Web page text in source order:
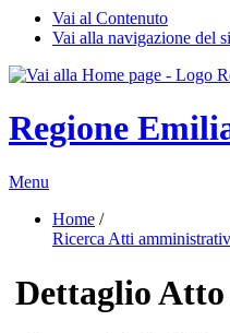
Vai al Contenuto
Vai alla navigazione del
Regione
Menu
Home /
Ricerca Atti
Dettaglio